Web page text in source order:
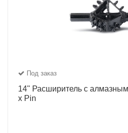
Под заказ
14" Расширитель с
x Pin